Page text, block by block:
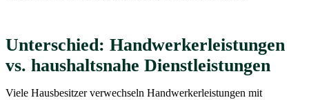
Unterschied: Handwerkerleistungen
vs. haushaltsnahe Dienstleistungen
Viele Hausbesitzer verwechseln Handwerkerleistungen mit